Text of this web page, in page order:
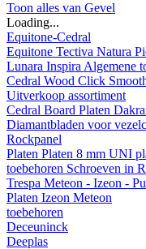
Toon alles van Gevel
Loading...
Equitone-Cedral
Equitone Tectiva Natura
Lunara Inspira Algemene
Cedral Wood Click
Uitverkoop assortiment
Cedral Board Platen
Diamantbladen voor
Rockpanel
Platen Platen 8 mm UNI
toebehoren Schroeven in
Trespa Meteon - Izeon -
Platen Izeon Meteon
toebehoren
Deceuninck
Deeplas